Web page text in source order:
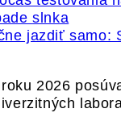
jazdiť samo:
2026